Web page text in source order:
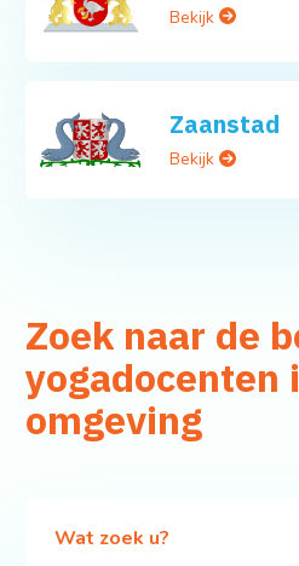
Bekijk
Zaanstad
Bekijk
Zoek naar de
yogadocenten
omgeving
Wat zoek u?